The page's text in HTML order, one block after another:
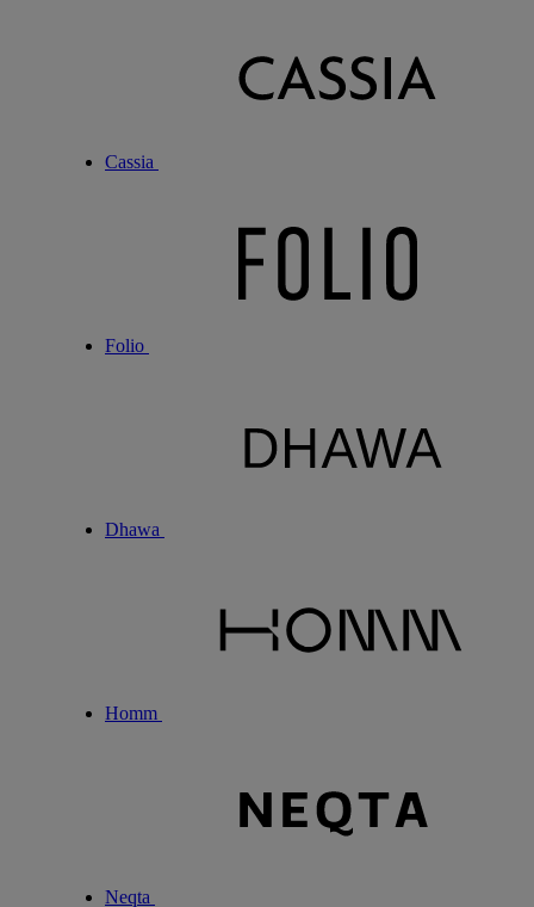
Cassia
Folio
Dhawa
Homm
Neqta